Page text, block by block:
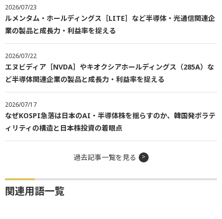
2026/07/23
ルメンタム・ホールディングス［LITE］など半導体・光通信関連企
業の製品と成長力・利益率を捉える
2026/07/22
エヌビディア［NVDA］やキオクシアホールディングス（285A）な
ど半導体関連企業の製品と成長力・利益率を捉える
2026/07/17
なぜKOSPI急落は日本のAI・半導体株を揺らすのか、韓国発ボラテ
ィリティの構造と日本株投資の着眼点
過去記事一覧を見る
関連用語一覧